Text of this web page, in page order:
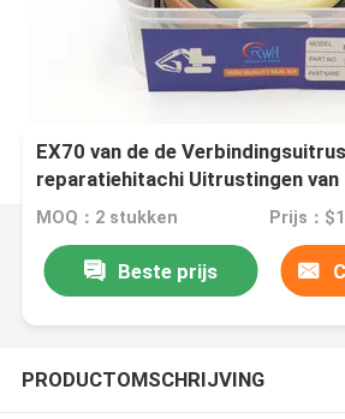
EX70 van de de
reparatiehitachi Uitrustingen van
Cilinderverbinding de
MOQ：2 stukken
Beste prijs
PRODUCTOMSCHRIJVING